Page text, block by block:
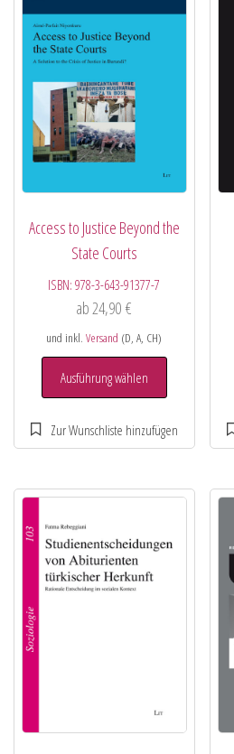
Access to Justice Beyond the
State Courts
ISBN:978-3-643-91377-7
ab24,90€
und inkl.Versand (D, A, CH)
Ausführung wählen